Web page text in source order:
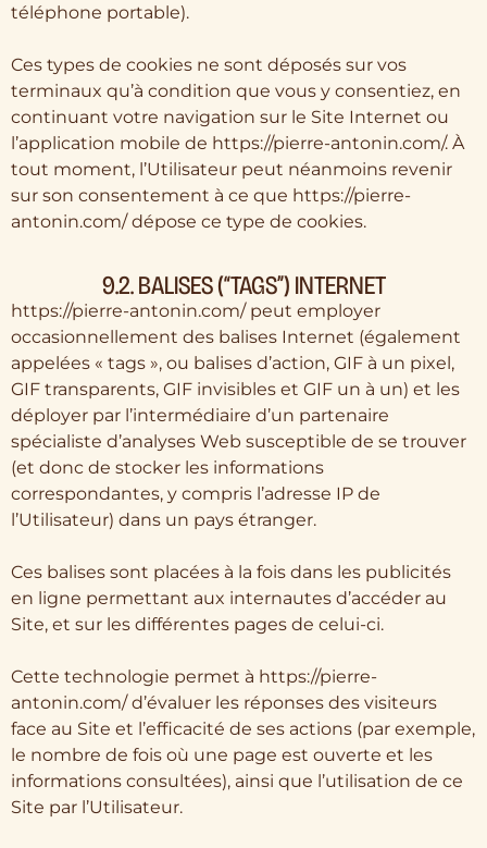
téléphone portable).
Ces types de cookies ne sont déposés sur vos
terminaux qu’à condition que vous y consentiez, en
continuant votre navigation sur le Site Internet ou
l’application mobile de https://pierre-antonin.com/. À
tout moment, l’Utilisateur peut néanmoins revenir
sur son consentement à ce que https://pierre-
antonin.com/ dépose ce type de cookies.
9.2. BALISES (“TAGS”) INTERNET
https://pierre-antonin.com/ peut employer
occasionnellement des balises Internet (également
appelées « tags », ou balises d’action, GIF à un pixel,
GIF transparents, GIF invisibles et GIF un à un) et les
déployer par l’intermédiaire d’un partenaire
spécialiste d’analyses Web susceptible de se trouver
(et donc de stocker les informations
correspondantes, y compris l’adresse IP de
l’Utilisateur) dans un pays étranger.
Ces balises sont placées à la fois dans les publicités
en ligne permettant aux internautes d’accéder au
Site, et sur les différentes pages de celui-ci.
Cette technologie permet à https://pierre-
antonin.com/ d’évaluer les réponses des visiteurs
face au Site et l’efficacité de ses actions (par exemple,
le nombre de fois où une page est ouverte et les
informations consultées), ainsi que l’utilisation de ce
Site par l’Utilisateur.